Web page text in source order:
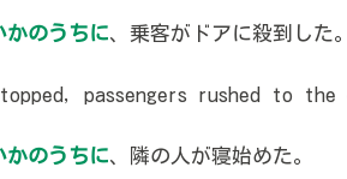
かのうちに、乗客がドアに殺到した。
passengers rushed to the
かのうちに、隣の人が寝始めた。